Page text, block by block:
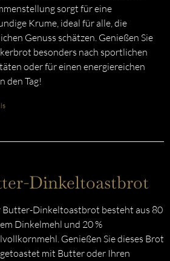
sorgt für eine
Krume, ideal für alle, die
Genuss schätzen. Genießen Sie
besonders nach sportlichen
oder für einen energiereichen
den Tag!
Dinkeltoastbrot
Butter-Dinkeltoastbrot besteht aus 80
Dinkelmehl und 20 %
Genießen Sie dieses Brot
mit Butter oder Ihren